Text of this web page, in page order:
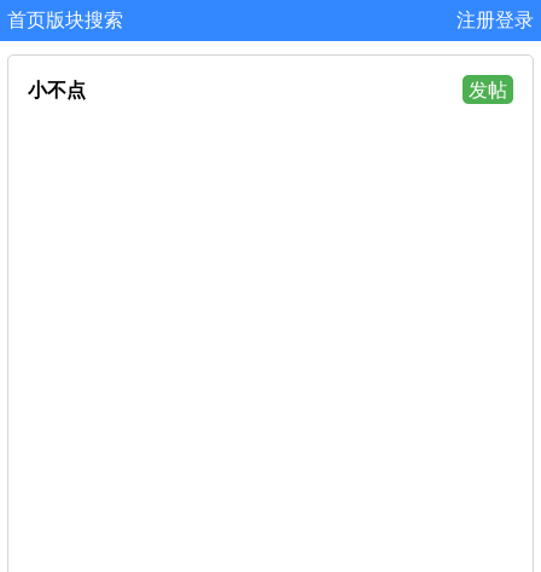
首页版块搜索 注册登录
小不点 发帖